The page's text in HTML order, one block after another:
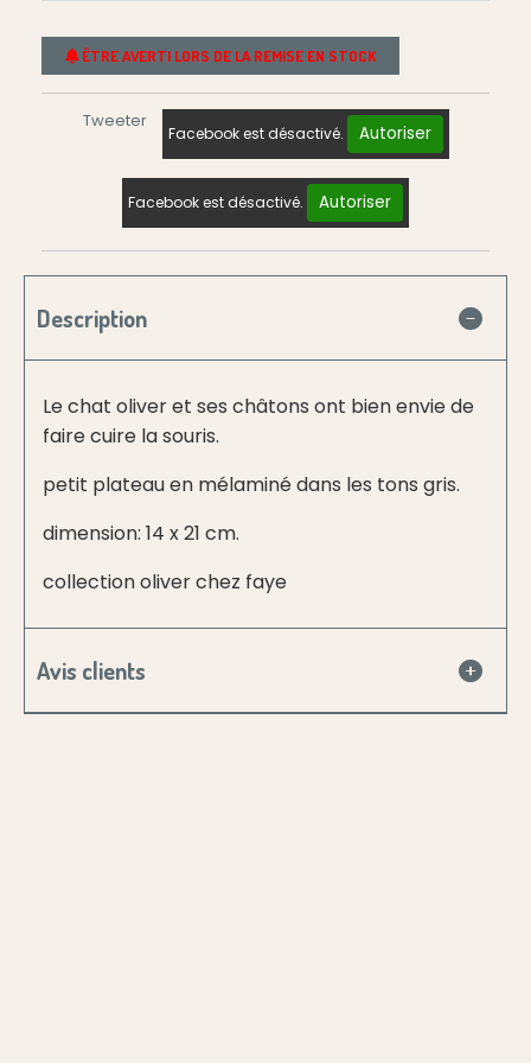
ÊTRE AVERTI LORS DE LA REMISE EN STOCK
Tweeter
Facebook est désactivé. Autoriser
Facebook est désactivé. Autoriser
Description
Le chat oliver et ses châtons ont bien envie de
faire cuire la souris.
petit plateau en mélaminé dans les tons gris.
dimension: 14 x 21 cm.
collection oliver chez faye
Avis clients